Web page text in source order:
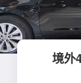
境外